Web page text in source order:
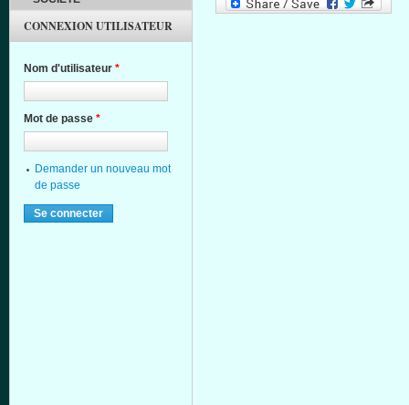
CONNEXION UTILISATEUR
Nom d'utilisateur *
Mot de passe *
Demander un nouveau mot
de passe